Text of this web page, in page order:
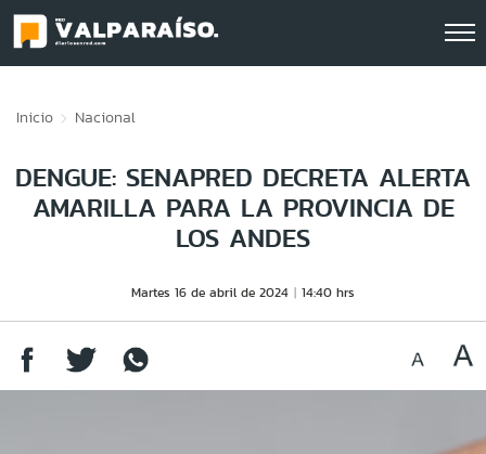
Inicio Nacional
DENGUE: SENAPRED DECRETA ALERTA
AMARILLA PARA LA PROVINCIA DE
LOS ANDES
Martes 16 de abril de 2024 14:40 hrs